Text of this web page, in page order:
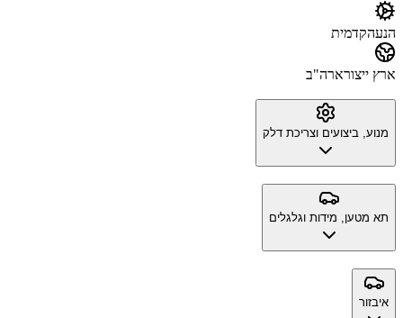
הנעהקדמית
ארץ ייצורארה"ב
מנוע, ביצועים וצריכת דלק
תא מטען, מידות וגלגלים
איבזור